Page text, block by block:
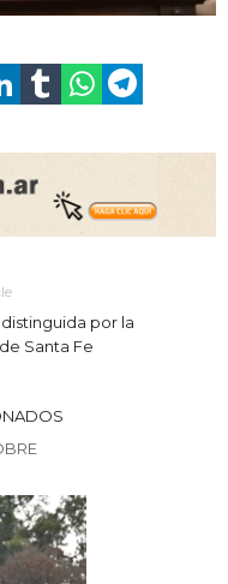
por la
Santa Fe